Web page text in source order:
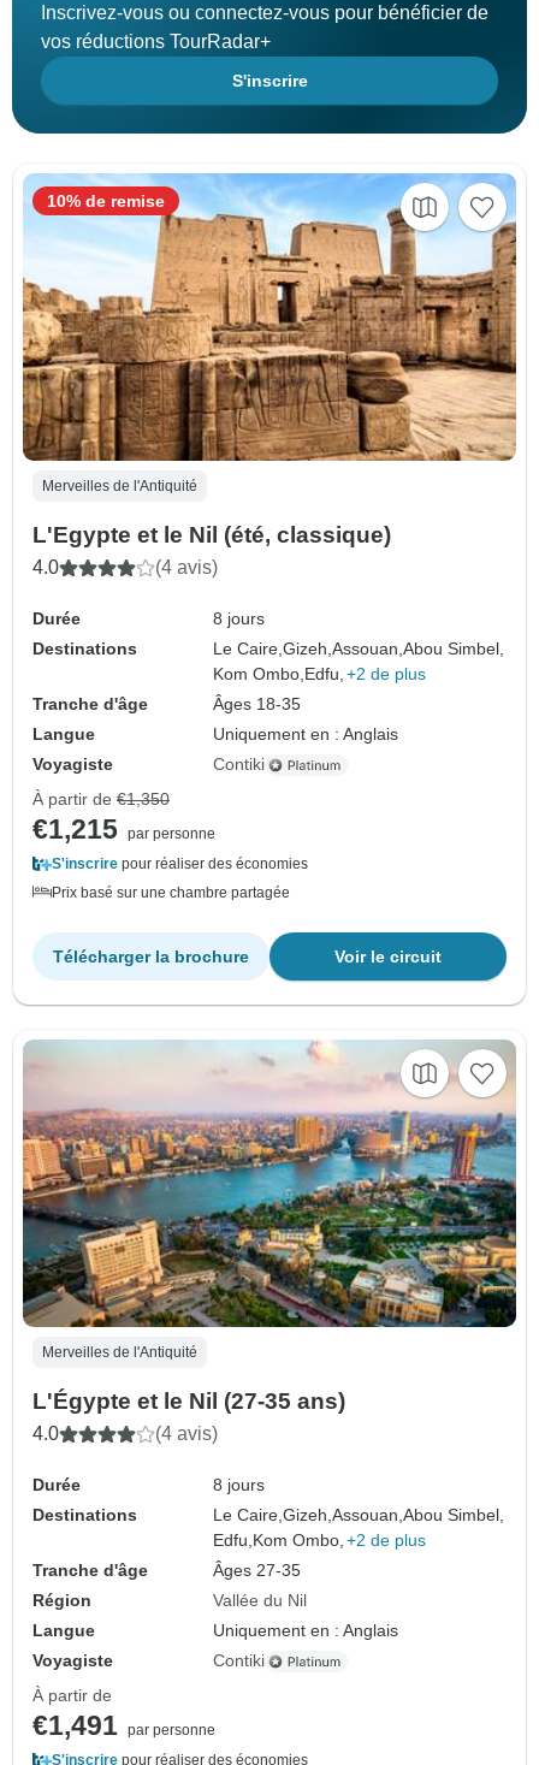
Inscrivez-vous ou connectez-vous pour bénéficier de
vos réductions TourRadar+
S'inscrire
Merveilles de l'Antiquité
L'Egypte et le Nil (été, classique)
4.0 (4 avis)
Durée
8 jours
Destinations
Le Caire,Gizeh,Assouan,Abou Simbel,
Kom Ombo,Edfu, +2 de plus
Tranche d'âge
Âges 18-35
Langue
Uniquement en : Anglais
Voyagiste
Contiki
10% de remise
À partir de €1,350
€1,215 par personne
S'inscrire pour réaliser des économies
Prix basé sur une chambre partagée
Voir le circuit
Télécharger la brochure
Merveilles de l'Antiquité
L'Égypte et le Nil (27-35 ans)
4.0 (4 avis)
Durée
8 jours
Destinations
Le Caire,Gizeh,Assouan,Abou Simbel,
Edfu,Kom Ombo, +2 de plus
Tranche d'âge
Âges 27-35
Région
Vallée du Nil
Langue
Uniquement en : Anglais
Voyagiste
Contiki
À partir de
€1,491 par personne
S'inscrire pour réaliser des économies